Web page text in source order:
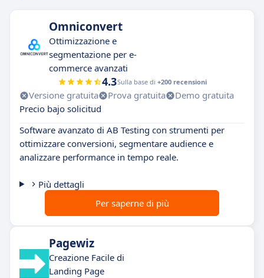
Omniconvert
Ottimizzazione e
segmentazione per e-
commerce avanzati
4.3Sulla base di +200 recensioni
Versione gratuita Prova gratuita
Demo gratuita
Precio bajo solicitud
Software avanzato di AB Testing con strumenti per
ottimizzare conversioni, segmentare audience e
analizzare performance in tempo reale.
Più dettagli
Per saperne di più
Pagewiz
Creazione Facile di
Landing Page